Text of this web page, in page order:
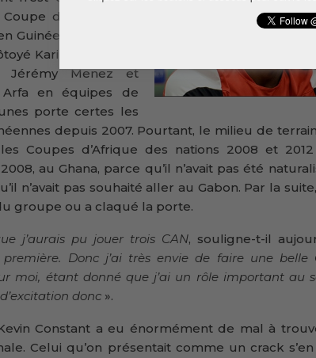
d’Afrique des
Guinée équatoriale.
Karim Benzema,
Jérémy Menez et
en équipes de
porte certes les
depuis 2007. Pourtant, le milieu de
Coupes d’Afrique des nations 2008 et 2012
au Ghana, parce qu’il n’avait pas été
n’avait pas souhaité aller au Gabon. Par la
groupe ou a claqué la porte.
j’aurais pu jouer trois CAN, souligne-t-il
Donc j’ai très envie de faire une belle
moi, étant donné que j’ai un rôle important au
donc ».
Constant a eu énormément de mal à
Celui qu’on présentait comme un crack